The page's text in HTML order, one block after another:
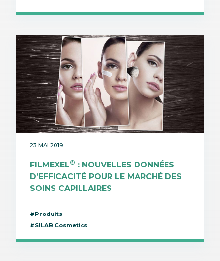
23 MAI 2019
FILMEXEL® : NOUVELLES DONNÉES
D’EFFICACITÉ POUR LE MARCHÉ DES
SOINS CAPILLAIRES
#Produits
#SILAB Cosmetics